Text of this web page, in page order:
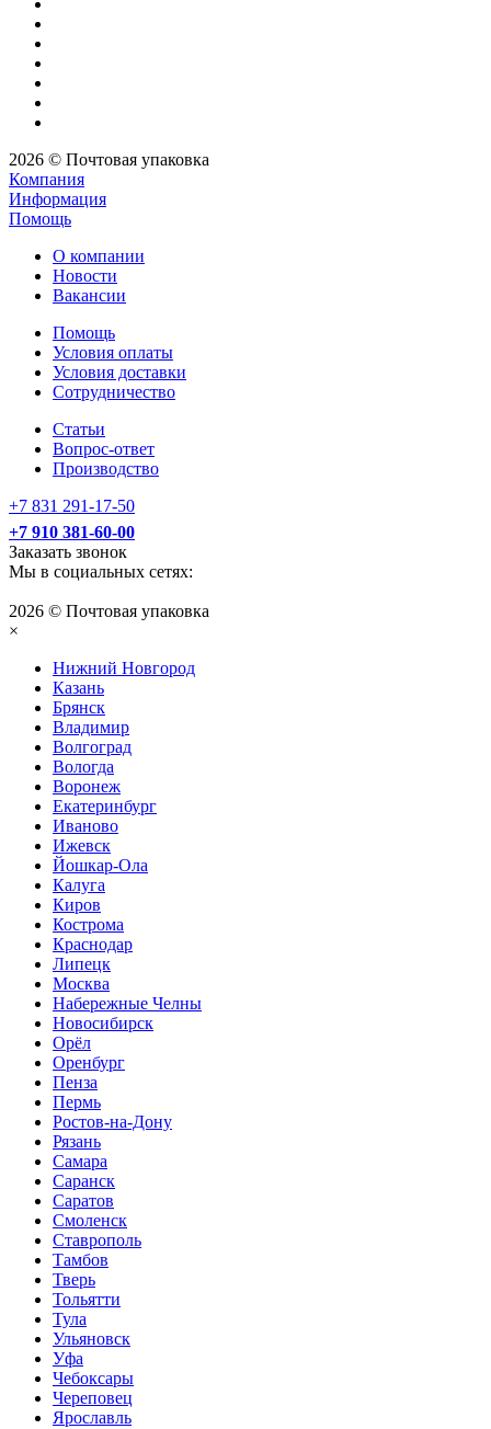
2026 © Почтовая упаковка
Компания
Информация
Помощь
О компании
Новости
Вакансии
Помощь
Условия оплаты
Условия доставки
Сотрудничество
Статьи
Вопрос-ответ
Производство
+7 831 291-17-50
+7 910 381-60-00
Заказать звонок
Мы в социальных сетях:
2026 © Почтовая упаковка
×
Нижний Нoвгород
Казань
Брянск
Владимир
Волгоград
Вологда
Воронеж
Екатеринбург
Иваново
Ижевск
Йошкар-Ола
Калуга
Киров
Кострома
Краснодар
Липецк
Москва
Набережные Челны
Новосибирск
Орёл
Оренбург
Пенза
Пермь
Ростов-на-Дону
Рязань
Самара
Саранск
Саратов
Смоленск
Ставрополь
Тамбов
Тверь
Тольятти
Тула
Ульяновск
Уфа
Чебоксары
Череповец
Ярославль